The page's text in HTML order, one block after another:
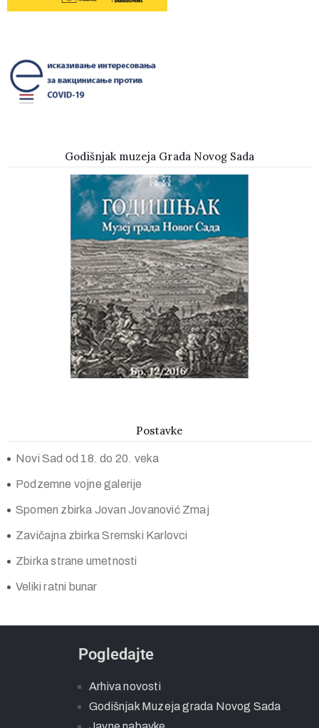
Godišnjak muzeja Grada Novog Sada
Postavke
Novi Sad od 18. do 20. veka
Podzemne vojne galerije
Spomen zbirka Jovan Jovanović Zmaj
Zavičajna zbirka Sremski Karlovci
Zbirka strane umetnosti
Veliki ratni bunar
Pogledajte
Arhiva novosti
Godišnjak Muzeja grada Novog Sada